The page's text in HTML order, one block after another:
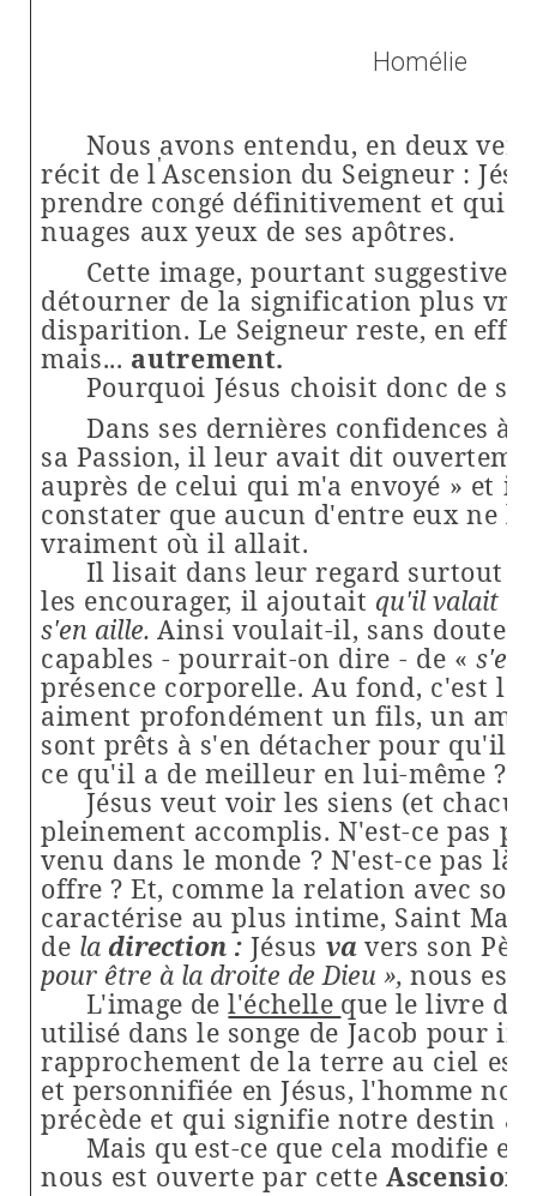
Homélie
Nous avons entendu, en deux
récit de l'Ascension du Seigneur :
prendre congé définitivement et qui
nuages aux yeux de ses apôtres.
Cette image, pourtant suggestive,
détourner de la signification plus
disparition. Le Seigneur reste, en effet,
mais... autrement.
Pourquoi Jésus choisit donc de
Dans ses dernières confidences à
sa Passion, il leur avait dit
auprès de celui qui m'a envoyé » et il
constater que aucun d'entre eux ne
vraiment où il allait.
Il lisait dans leur regard surtout
les encourager, il ajoutait qu'il valait
s'en aille. Ainsi voulait-il, sans doute,
capables - pourrait-on dire - de «s'en
présence corporelle. Au fond, c'est le
aiment profondémentun fils, un ami,
sont prêts à s'en détacher pour qu'il
ce qu'il a de meilleur en lui-même ?
Jésus veut voir les siens (et
pleinement accomplis. N'est-ce pas
venu dans le monde ? N'est-ce pas là
offre ? Et, comme la relation avec son
caractérise au plus intime, Saint
de la direction : Jésus vavers son
pour être à la droite de Dieu », nous
L'image de l'échelle que le livre de
utilisé dans le songe de Jacob pour
rapprochement de la terre au ciel est
et personnifiée en Jésus, l'homme
précède et qui signifie notre destin à
Mais qu'est-ce que cela modifie
nous est ouverte par cette Ascension